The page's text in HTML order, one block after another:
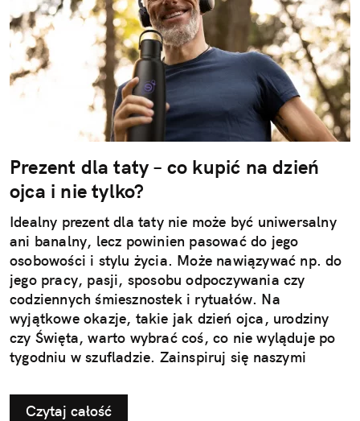
Prezent dla taty – co kupić na dzień
ojca i nie tylko?
Idealny prezent dla taty nie może być uniwersalny
ani banalny, lecz powinien pasować do jego
osobowości i stylu życia. Może nawiązywać np. do
jego pracy, pasji, sposobu odpoczywania czy
codziennych śmiesznostek i rytuałów. Na
wyjątkowe okazje, takie jak dzień ojca, urodziny
czy Święta, warto wybrać coś, co nie wyląduje po
tygodniu w szufladzie. Zainspiruj się naszymi
taty.
Czytaj całość